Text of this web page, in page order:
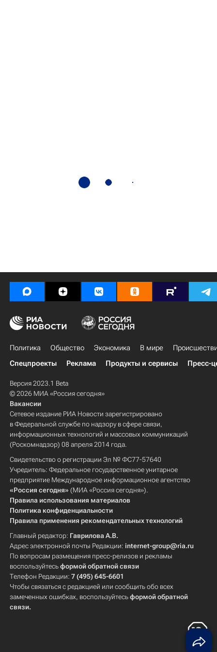
Политика Общество Экономика В мире
Спецпроекты
Реклама Продукты и сервисы Пресс-
Версия 2023.1 Beta
© 2026 МИА «Россия сегодня»
Вакансии
Сетевое издание РИА Новости зарегистрировано
в Федеральной службе по надзору в сфере связи,
информационных технологий и массовых коммуникаций
(Роскомнадзор) 08 апреля 2014 года.
Свидетельство о регистрации Эл № ФС77-57640
Учредитель: Федеральное государственное унитарное
предприятие Международное информационное агентство
«Россия сегодня» (МИА «Россия сегодня»).
Правила использования материалов
Политика конфиденциальности
Правила применения рекомендательных технологий
Главный редактор: Гаврилова А.В.
Адрес электронной почты Редакции: internet-group@ria.ru
По вопросам размещения пресс-релизов и рекламы
воспользуйтесьформой обратной связи
Телефон Редакции: 7 (495) 645-6601
Чтобы связаться с редакцией или сообщить обо всех
замеченных ошибках, воспользуйтесьформой обратной
связи.